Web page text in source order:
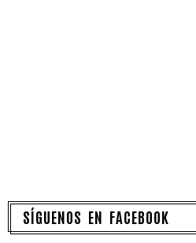
SÍGUENOS EN FACEBOOK